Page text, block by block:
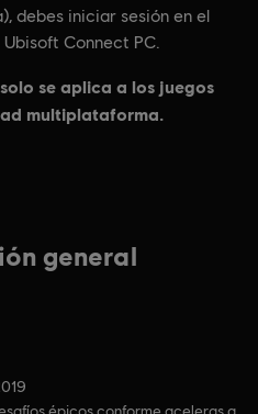
general